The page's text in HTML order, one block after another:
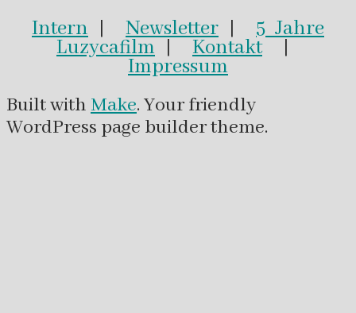
Intern Newsletter 5 Jahre
Luzycafilm Kontakt|
Impressum
Built with Make. Your friendly
WordPress page builder theme.